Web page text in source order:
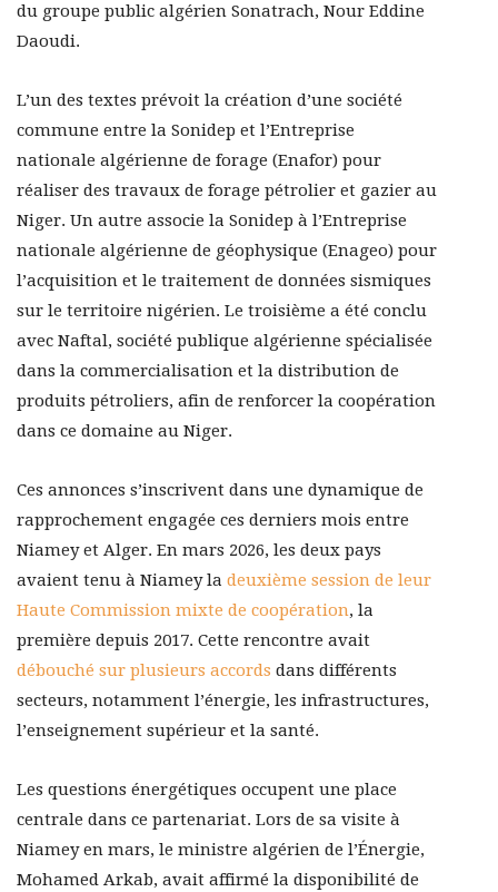
du groupe public algérien Sonatrach, Nour Eddine
Daoudi.
L’un des textes prévoit la création d’une société
commune entre la Sonidep et l’Entreprise
nationale algérienne de forage (Enafor) pour
réaliser des travaux de forage pétrolier et gazier au
Niger. Un autre associe la Sonidep à l’Entreprise
nationale algérienne de géophysique (Enageo) pour
l’acquisition et le traitement de données sismiques
sur le territoire nigérien. Le troisième a été conclu
avec Naftal, société publique algérienne spécialisée
dans la commercialisation et la distribution de
produits pétroliers, afin de renforcer la coopération
dans ce domaine au Niger.
Ces annonces s’inscrivent dans une dynamique de
rapprochement engagée ces derniers mois entre
Niamey et Alger. En mars 2026, les deux pays
avaient tenu à Niamey la deuxième session de leur
Haute Commission mixte de coopération, la
première depuis 2017. Cette rencontre avait
débouché sur plusieurs accords dans différents
secteurs, notamment l’énergie, les infrastructures,
l’enseignement supérieur et la santé.
Les questions énergétiques occupent une place
centrale dans ce partenariat. Lors de sa visite à
Niamey en mars, le ministre algérien de l’Énergie,
Mohamed Arkab, avait affirmé la disponibilité de